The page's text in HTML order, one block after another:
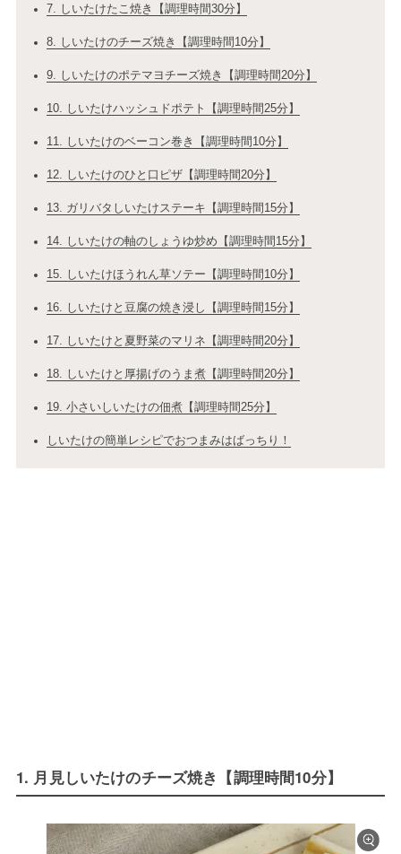
7. しいたけたこ焼き【調理時間30分】
8. しいたけのチーズ焼き【調理時間10分】
9. しいたけのポテマヨチーズ焼き【調理時間20分】
10. しいたけハッシュドポテト【調理時間25分】
11. しいたけのベーコン巻き【調理時間10分】
12. しいたけのひと口ピザ【調理時間20分】
13. ガリバタしいたけステーキ【調理時間15分】
14. しいたけの軸のしょうゆ炒め【調理時間15分】
15. しいたけほうれん草ソテー【調理時間10分】
16. しいたけと豆腐の焼き浸し【調理時間15分】
17. しいたけと夏野菜のマリネ【調理時間20分】
18. しいたけと厚揚げのうま煮【調理時間20分】
19. 小さいしいたけの佃煮【調理時間25分】
しいたけの簡単レシピでおつまみはばっちり！
1. 月見しいたけのチーズ焼き【調理時間10分】